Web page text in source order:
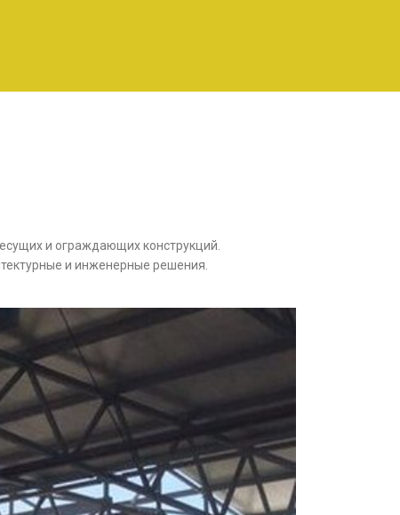
и ограждающих конструкций.
и инженерные решения.